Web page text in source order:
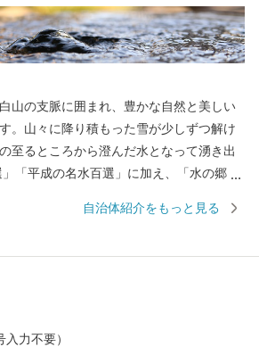
山の支脈に囲まれ、豊かな自然と美しい
。山々に降り積もった雪が少しずつ解け
至るところから澄んだ水となって湧き出
して全国的に有名になっています。城の
ましく、心ふれあうまち」の実現を目指
自治体紹介をもっと見る
入力不要）